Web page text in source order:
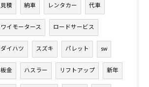
見積 納車 レンタカー 代車
ワイモータース ロードサービス
ダイハツ スズキ パレット sw
板金 ハスラー リフトアップ 新年